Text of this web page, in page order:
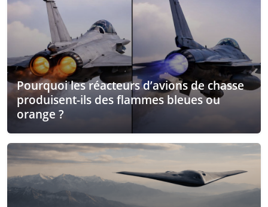
Pourquoi les réacteurs d’avions de chasse
produisent-ils des flammes bleues ou
orange ?